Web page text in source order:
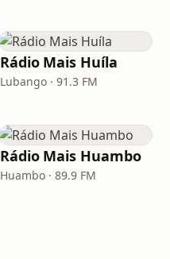
Rádio Mais Huíla
Lubango · 91.3 FM
Rádio Mais Huambo
Huambo · 89.9 FM